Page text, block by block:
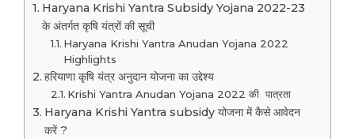
Haryana Krishi Yantra Subsidy Yojana 2022-23
के अंतर्गत कृषि यंत्रों की सूची
Haryana Krishi Yantra Anudan Yojana 2022
Highlights
हरियाणा कृषि यंत्र अनुदान योजना का उद्देश्य
Krishi Yantra Anudan Yojana 2022 की पात्रता
Haryana Krishi Yantra subsidy योजना में कैसे आवेदन
करें ?